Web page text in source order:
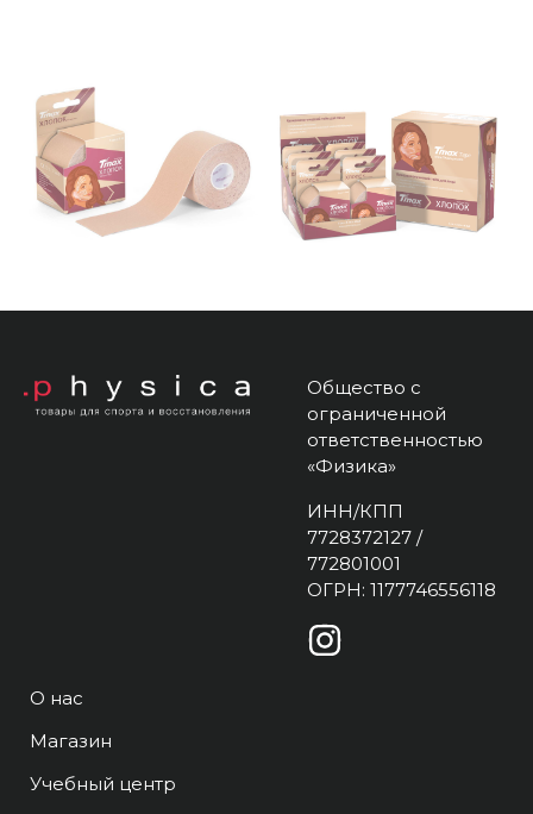
Общество с
ограниченной
ответственностью
«Физика»
ИНН/КПП
7728372127 /
772801001
ОГРН: 1177746556118
О нас
Магазин
Учебный центр